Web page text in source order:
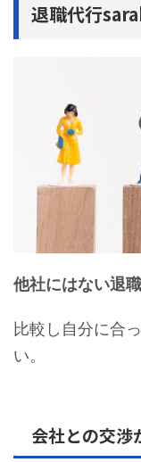
退職代行
他社にはない退
比較し自分に合
い。
会社との交渉